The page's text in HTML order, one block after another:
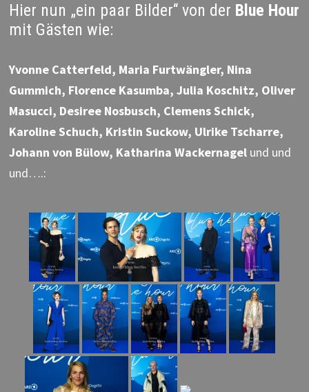
Hier nun „ein paar Bilder“ von der Blue Hour
mit Gästen wie:
Yvonne Catterfeld, Maria Furtwängler, Nina
Gummich, Florence Kasumba, Julia Koschitz, Oliver
Masucci, Desiree Nosbusch, Clemens Schick,
Karoline Schuch, Kristin Suckow, Ulrike Tscharre,
Johann von Bülow, Katharina Wackernagelund und
und….: